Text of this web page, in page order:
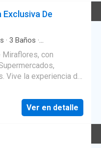
una renta extra,
Se alquila en
De
· 3 Baños ·
panorámica
·Seguridad
Miraflores, con
Vive la experiencia de
hacer realidad tu
Te ponemos en
cómo lo quieres,
y te ofrecemos un
Ver en detalle